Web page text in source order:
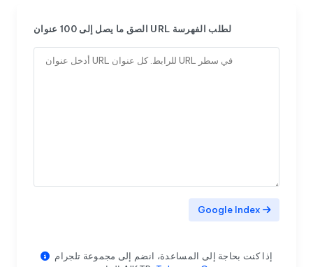
الصق ما يصل إلى 100 عنوان URL لطلب الفهرسة
Google Index